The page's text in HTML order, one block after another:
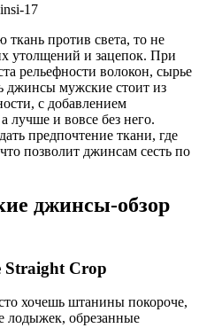
17
против света, то не
утолщений и зацепок. При
рельефности волокон, сырье
джинсы мужские стоит из
с добавлением
лучше и вовсе без него.
предпочтение ткани, где
позволит джинсам сесть по
джинсы-обзор
Straight Crop
хочешь штанины покороче,
лодыжек, обрезанные